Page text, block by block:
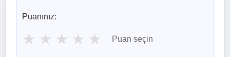
Puanınız:
★ ★ ★ ★ ★ Puan seçin